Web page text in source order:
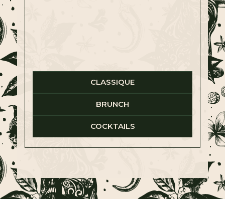
CLASSIQUE
BRUNCH
COCKTAILS